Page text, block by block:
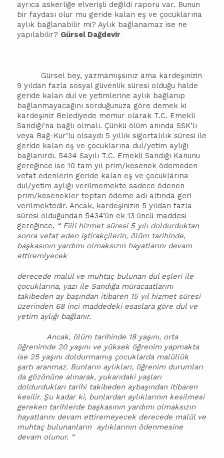
ayrıca askerliğe elverişli değildi raporu var. Bunun
bir faydası olur mu geride kalan eş ve çocuklarına
aylık bağlanabilir mi? Aylık bağlanamaz ise ne
yapılabilir? Gürsel Dağdevir
Gürsel bey, yazmamışsınız ama kardeşinizin
9 yıldan fazla sosyal güvenlik süresi olduğu halde
geride kalan dul ve yetimlerine aylık bağlanıp
bağlanmayacağını sorduğunuza göre demek ki
kardeşiniz Belediyede memur olarak T.C. Emekli
Sandığı’na bağlı olmalı. Çünkü ölüm anında SSK’lı
veya Bağ-Kur’lu olsaydı 5 yıllık sigortalılık süresi ile
geride kalan eş ve çocuklarına dul/yetim aylığı
bağlanırdı. 5434 Sayılı T.C. Emekli Sandığı Kanunu
gereğince ise 10 tam yıl prim/kesenek ödemeden
vefat edenlerin geride kalan eş ve çocuklarına
dul/yetim aylığı verilmemekte sadece ödenen
prim/kesenekler toptan ödeme adı altında geri
verilmektedir. Ancak, kardeşinizin 5 yıldan fazla
süresi olduğundan 5434’ün ek 13 üncü maddesi
gereğince, “ Fiili hizmet süresi 5 yılı doldurduktan
sonra vefat eden iştirakçilerin, ölüm tarihinde,
başkasının yardımı olmaksızın hayatlarını devam
ettiremiyecek
derecede malül ve muhtaç bulunan dul eşleri ile
çocuklarına, yazı ile Sandığa müracaatlarını
takibeden ay başından itibaren 15 yıl hizmet süresi
üzerinden 68 inci maddedeki esaslara göre dul ve
yetim aylığı bağlanır.
Ancak, ölüm tarihinde 18 yaşını, orta
öğrenimde 20 yaşını ve yüksek öğrenim yapmakta
ise 25 yaşını doldurmamış çocuklarda malüllük
şartı aranmaz. Bunların aylıkları, öğrenim durumları
da gözönüne alınarak, yukarıdaki yaşları
doldurdukları tarihi takibeden aybaşından itibaren
kesilir. Şu kadar ki, bunlardan aylıklarının kesilmesi
gereken tarihlerde başkasının yardımı olmaksızın
hayatlarını devam ettiremeyecek derecede malül ve
muhtaç bulunanların aylıklarının ödenmesine
devam olunur. “